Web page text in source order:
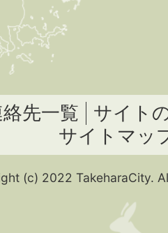
先一覧
サイト
サイトマッ
(c) 2022 TakeharaCity.